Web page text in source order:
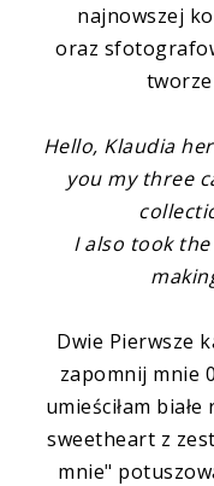
najnowszej
oraz
Hello, Klaudia
you my three
I also took
Dwie Pierwsze
zapomnij mnie
umieściłam białe
sweetheart z
mnie"